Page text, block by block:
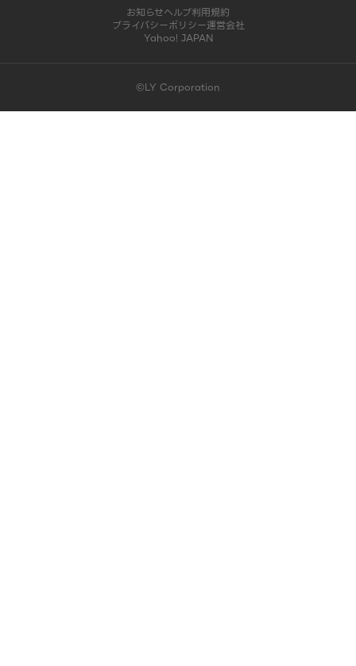
お知らせヘルプ利用規約
プライバシーポリシー運営会社
Yahoo! JAPAN
©LY Corporation
このコンテンツは掲載が終了しました | LINE占い